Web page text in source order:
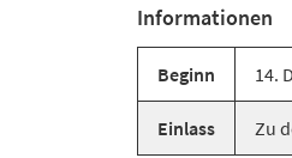
Informationen
Beginn 14.
Einlass Zu